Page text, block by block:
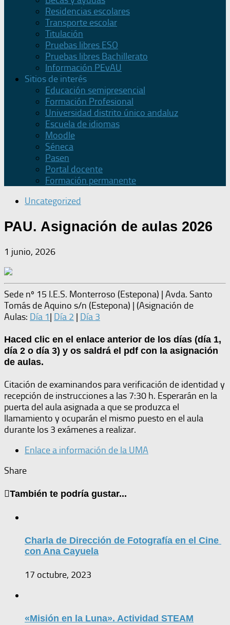
Residencias escolares
Transporte escolar
Titulación
Pruebas libres ESO
Pruebas libres Bachillerato
Información PEvAU
Sitios de interés
Educación semipresencial
Formación Profesional
Universidad distrito único andaluz
Escuela de idiomas
Moodle
Séneca
Pasen
Portal docente
Formación permanente
Uncategorized
PAU. Asignación de aulas 2026
1 junio, 2026
Sede nº 15 I.E.S. Monterroso (Estepona) | Avda. Santo
Tomás de Aquino s/n (Estepona) | (Asignación de
Aulas: Día 1| Día 2 | Día 3
Haced clic en el enlace anterior de los días (día 1,
día 2 o día 3) y os saldrá el pdf con la asignación
de aulas.
Citación de examinandos para verificación de identidad y
recepción de instrucciones a las 7:30 h. Esperarán en la
puerta del aula asignada a que se produzca el
llamamiento y ocuparán el mismo puesto en el aula
durante los 3 exámenes a realizar.
Enlace a información de la UMA
Share
También te podría gustar...
Charla de Dirección de Fotografía en el Cine
con Ana Cayuela
17 octubre, 2023
«Misión en la Luna». Actividad STEAM